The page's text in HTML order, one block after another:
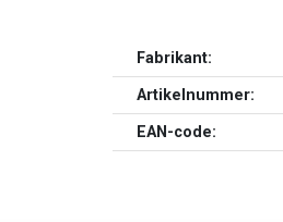
Fabrikant:
Artikelnummer:
EAN-code: